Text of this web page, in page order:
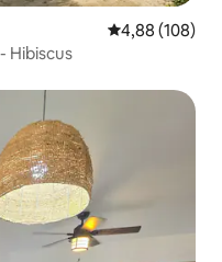
Gemiddelde
4,88 (108)
Hibiscus